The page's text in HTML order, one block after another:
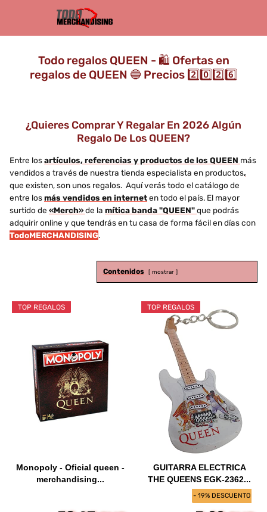
Todo regalos QUEEN - 🛍️ Ofertas en
regalos de QUEEN 🔵 Precios 2️⃣0️⃣2️⃣6️⃣
¿Quieres Comprar Y Regalar En 2026 Algún
Regalo De Los QUEEN?
Entre losartículos, referencias y productos de los QUEEN más
vendidos a través de nuestra tienda especialista en productos,
que existen, son unos regalos. Aquí verás todo el catálogo de
entre losmás vendidos en interneten todo el país. El mayor
surtido de «Merch»de la mítica banda "QUEEN"que podrás
adquirir online y que tendrás en tu casa de forma fácil en días con
TodoMERCHANDISING.
Contenidos mostrar
TOP REGALOS
Monopoly - Oficial queen -
merchandising...
- 19% DESCUENTO
TOP REGALOS
GUITARRA ELECTRICA
THE QUEENS EGK-2362...